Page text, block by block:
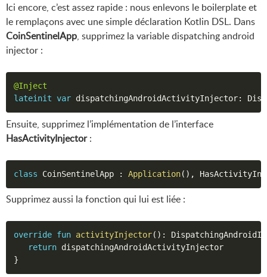
Ici encore, c’est assez rapide : nous enlevons le boilerplate et
le remplaçons avec une simple déclaration Kotlin DSL. Dans
CoinSentinelApp, supprimez la variable dispatching android
injector :
@Inject
lateinit var dispatchingAndroidActivityInjector:
Ensuite, supprimez l’implémentation de l’interface
HasActivityInjector:
class CoinSentinelApp : Application( ) ,
Supprimez aussi la fonction qui lui est liée :
override fun activityInjector( ) :
return
}